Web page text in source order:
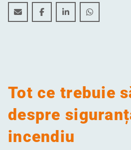
Așa îți menții clădirea în
Așa îți menții clădirea
Așa îți menții
Așa îți
Tot ce trebuie
despre
incendiu